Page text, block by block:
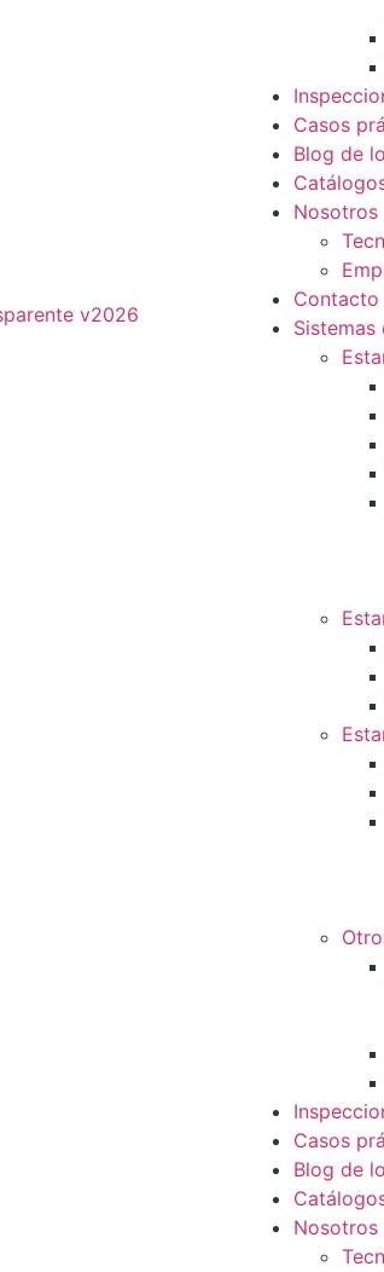
Casos
Blog de
Nosotros
Contacto
Sistemas
Casos
Blog de
Nosotros